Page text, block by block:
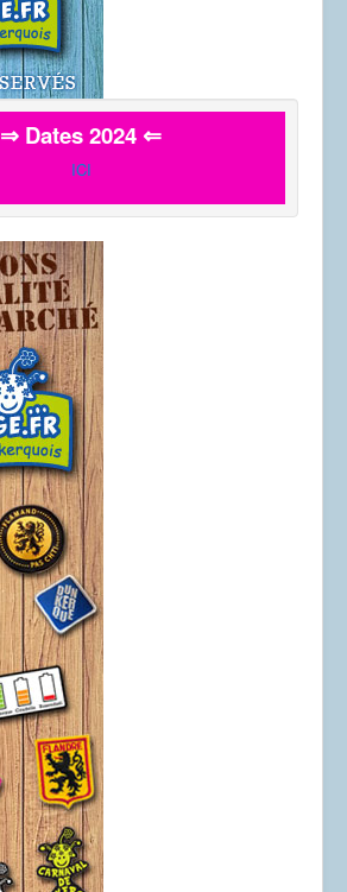
⇒ Dates 2024 ⇐
ICI